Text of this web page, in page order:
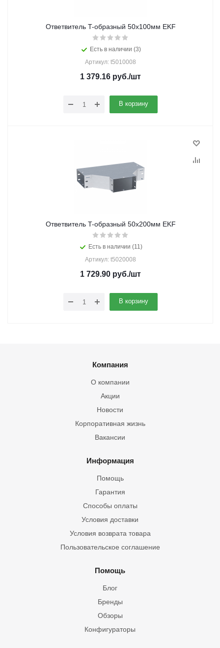
Ответвитель T-образный 50х100мм EKF
Есть в наличии (3)
Артикул: t5010008
1 379.16 руб./шт
В корзину
Ответвитель T-образный 50х200мм EKF
Есть в наличии (11)
Артикул: t5020008
1 729.90 руб./шт
В корзину
Компания
О компании
Акции
Новости
Корпоративная жизнь
Вакансии
Информация
Помощь
Гарантия
Способы оплаты
Условия доставки
Условия возврата товара
Пользовательское соглашение
Помощь
Блог
Бренды
Обзоры
Конфигураторы